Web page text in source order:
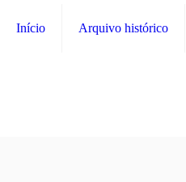
Início Arquivo histórico